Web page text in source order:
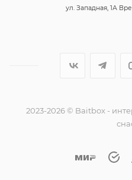
ул. Западная, 1А
2023-2026 © Baitbox -